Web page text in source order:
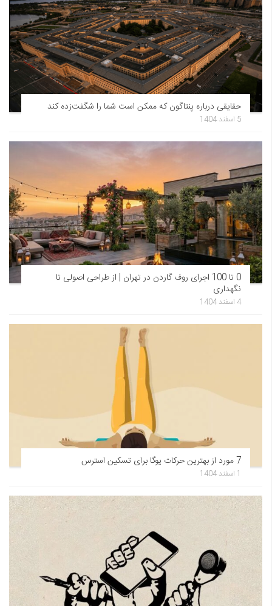
حقایقی درباره پنتاگون که ممکن است شما را شگفت‌زده کند
5 اسفند 1404
0 تا 100 اجرای روف گاردن در تهران | از طراحی اصولی تا
نگهداری
4 اسفند 1404
7 مورد از بهترین حرکات یوگا برای تسکین استرس
1 اسفند 1404